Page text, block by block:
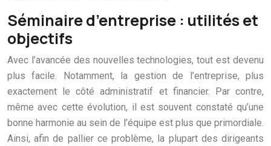
Séminaire d’entreprise : utilités et
objectifs
Avec l’avancée des nouvelles technologies, tout est devenu
plus facile. Notamment, la gestion de l’entreprise, plus
exactement le côté administratif et financier. Par contre,
même avec cette évolution, il est souvent constaté qu’une
bonne harmonie au sein de l’équipe est plus que primordiale.
Ainsi, afin de pallier ce problème, la plupart des dirigeants